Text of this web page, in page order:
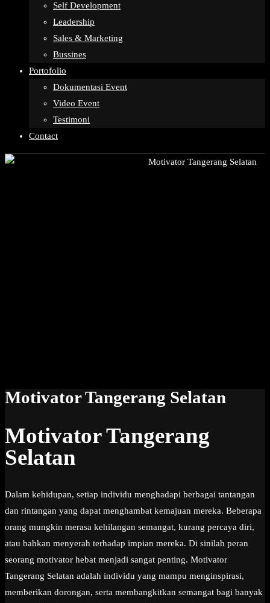
Self Development
Leadership
Sales & Marketing
Bussines
Portofolio
Dokumentasi Event
Video Event
Testimoni
Contact
Motivator Tangerang Selatan
Motivator Tangerang
Selatan
Dalam kehidupan, setiap individu menghadapi berbagai tantangan
dan rintangan yang dapat menghambat kemajuan mereka. Beberapa
orang mungkin merasa kehilangan semangat, kurang percaya diri,
atau bahkan menyerah terhadap impian mereka. Di sinilah peran
seorang motivator hebat menjadi sangat penting. Motivator
Tangerang Selatan adalah individu yang mampu menginspirasi,
memberikan dorongan, serta membangkitkan semangat bagi banyak